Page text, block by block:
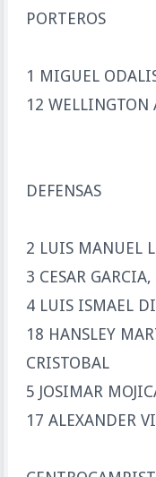
PORTEROS
1 MIGUEL
12 WELLINGTON
DEFENSAS
2 LUIS MANUEL
3 CESAR
4 LUIS ISMAEL
18 HANSLEY
CRISTOBAL
5 JOSIMAR
17 ALEXANDER